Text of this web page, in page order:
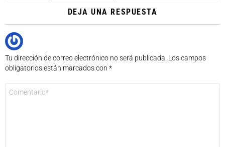
DEJA UNA RESPUESTA
Tu dirección de correo electrónico no será publicada. Los campos
obligatorios están marcados con *